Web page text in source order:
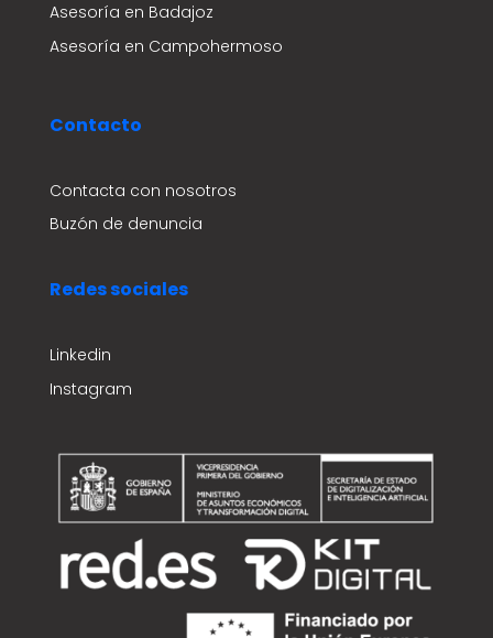
Asesoría en Badajoz
Asesoría en Campohermoso
Contacto
Contacta con nosotros
Buzón de denuncia
Redes sociales
Linkedin
Instagram